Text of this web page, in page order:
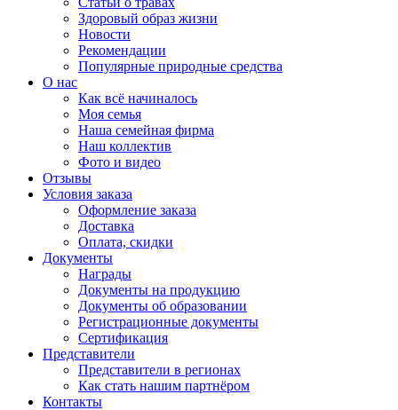
Здоровый образ жизни
Новости
Рекомендации
Популярные природные средства
О нас
Как всё начиналось
Моя семья
Наша семейная фирма
Наш коллектив
Фото и видео
Отзывы
Условия заказа
Оформление заказа
Доставка
Оплата, скидки
Документы
Награды
Документы на продукцию
Документы об образовании
Регистрационные документы
Сертификация
Представители
Представители в регионах
Как стать нашим партнёром
Контакты